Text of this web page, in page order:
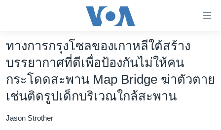
ต่อ
ไป
เนื้อหา
หลัก
ไป
หน้าหลัก
โลก
เอเชีย
ไทย
ทางการกรุงโซลของเกาหลีใต้สร้าง
บรรยากาศที่ดีเพื่อป้องกันไม่ให้คน
กระโดดสะพาน Map Bridge ฆ่าตัวตาย
เช่นติดรูปเด็กบริเวณใกล้สะพาน
Jason Strother